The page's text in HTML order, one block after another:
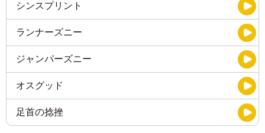
シンスプリント
ランナーズニー
ジャンパーズニー
オスグッド
足首の捻挫